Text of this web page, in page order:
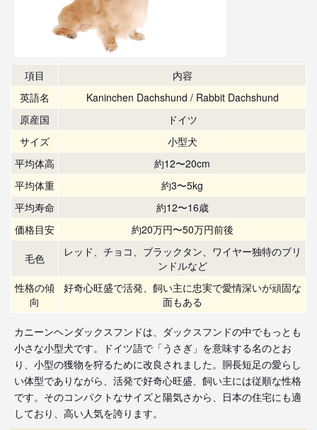
項目
内容
英語名
Kaninchen Dachshund / Rabbit Dachshund
原産国
ドイツ
サイズ
小型犬
平均体高
約12〜20cm
平均体重
約3〜5kg
平均寿命
約12〜16歳
価格目安
約20万円〜50万円前後
毛色
レッド、チョコ、ブラックタン、ワイヤー独特のブリ
ンドルなど
性格の傾
向
好奇心旺盛で活発、飼い主に忠実で愛情深いが頑固な
面もある
カニーンヘンダックスフンドは、ダックスフンドの中でもっとも
小さな小型犬です。ドイツ語で「うさぎ」を意味する名のとお
り、小型の獲物を狩るために改良されました。胴長短足の愛らし
い体型でありながら、活発で好奇心旺盛、飼い主には従順な性格
です。そのコンパクトなサイズと陽気さから、日本の住宅にも適
しており、高い人気を誇ります。